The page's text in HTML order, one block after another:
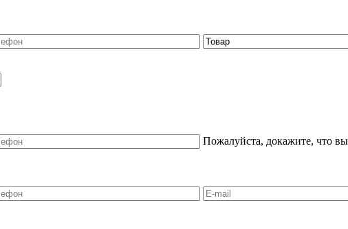
Пожалуйста, докажите, что